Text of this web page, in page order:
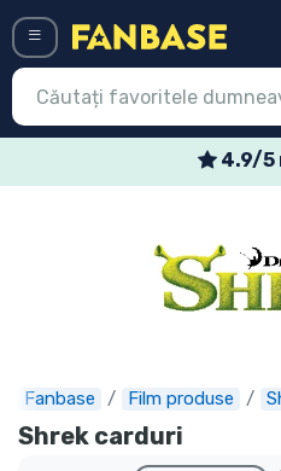
4.9/5
Fanbase Film produse
Shrek carduri
Expres
Precomenzi